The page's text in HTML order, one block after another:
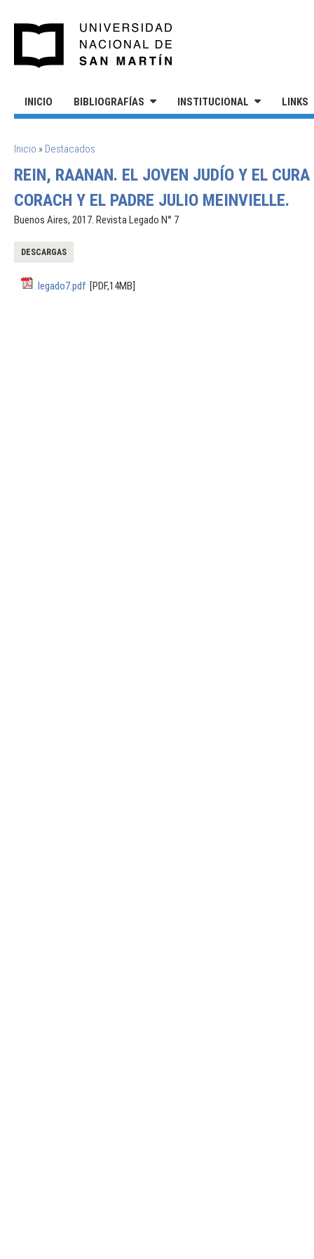
INICIO BIBLIOGRAFÍAS INSTITUCIONAL LINKS
SE ENCUENTRA USTED AQUÍ
Inicio » Destacados
REIN, RAANAN. EL JOVEN JUDÍO Y EL
CORACH Y EL PADRE JULIO MEINVIELLE.
Buenos Aires, 2017. Revista Legado N° 7
DESCARGAS
legado7.pdf [PDF,14MB]